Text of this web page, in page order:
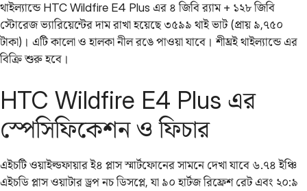
থাইল্যান্ডে HTC Wildfire E4 Plus এর ৪ জিবি র‌্যাম + ১২৮ জিবি
স্টোরেজ ভ্যারিয়েন্টের দাম রাখা হয়েছে ৩৫৯৯ থাই ভাট (প্রায় ৯,৭৫০
টাকা)। এটি কালো ও হালকা নীল রঙে পাওয়া যাবে। শীঘ্রই থাইল্যান্ডে এর
বিক্রি শুরু হবে।
HTC Wildfire E4 Plus এর
স্পেসিফিকেশন ও ফিচার
এইচটি ওয়াইল্ডফায়ার ই৪ প্লাস স্মার্টফোনের সামনে দেখা যাবে ৬.৭৪ ইঞ্চি
এইচডি প্লাস ওয়াটার ড্রপ নচ ডিসপ্লে, যা ৯০ হার্টজ রিফ্রেশ রেট এবং ২০:৯